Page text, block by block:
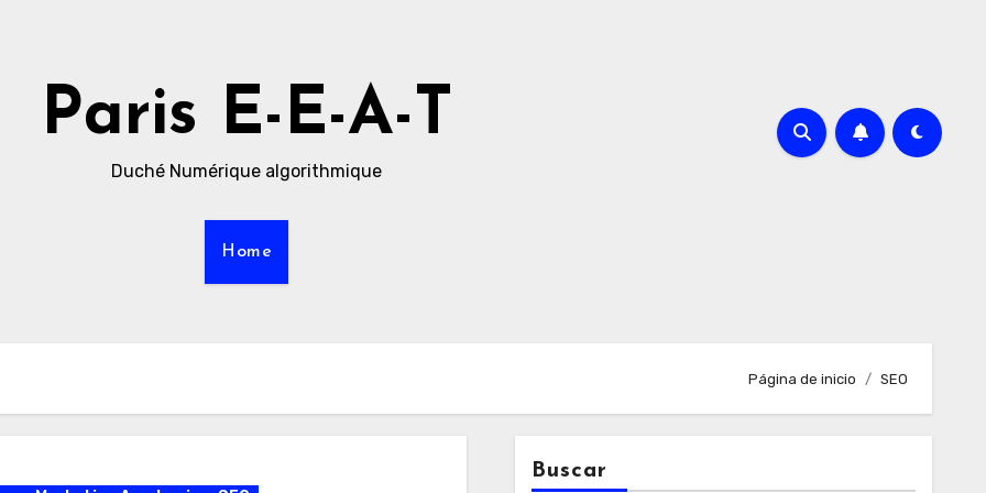
Paris E-E-A-T
Duché Numérique algorithmique
Home
Página de inicio SEO
Buscar